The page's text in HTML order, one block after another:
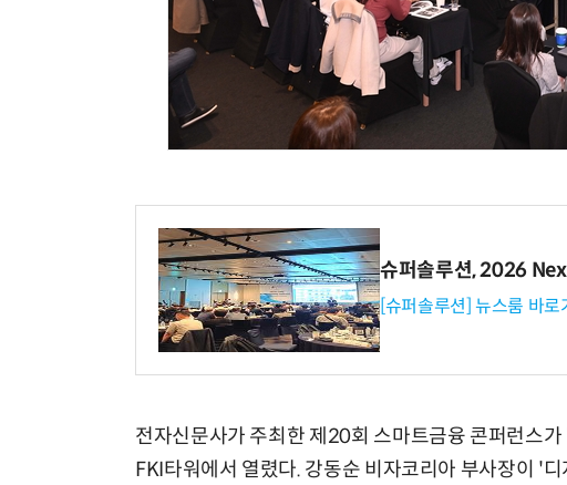
슈퍼솔루션, 2026
[슈퍼솔루션] 뉴스룸 바로
전자신문사가 주최한 제20회 스마트금융 콘퍼런스
FKI타워에서 열렸다. 강동순 비자코리아 부사장이 '